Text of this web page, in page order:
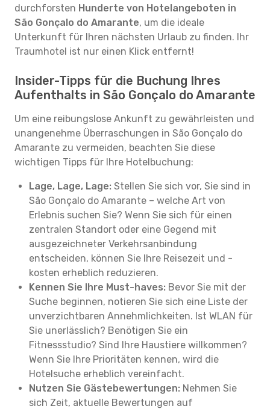
durchforsten Hunderte von Hotelangeboten in
São Gonçalo do Amarante, um die ideale
Unterkunft für Ihren nächsten Urlaub zu finden. Ihr
Traumhotel ist nur einen Klick entfernt!
Insider-Tipps für die Buchung Ihres
Aufenthalts in São Gonçalo do Amarante
Um eine reibungslose Ankunft zu gewährleisten und
unangenehme Überraschungen in São Gonçalo do
Amarante zu vermeiden, beachten Sie diese
wichtigen Tipps für Ihre Hotelbuchung:
Lage, Lage, Lage: Stellen Sie sich vor, Sie sind in
São Gonçalo do Amarante – welche Art von
Erlebnis suchen Sie? Wenn Sie sich für einen
zentralen Standort oder eine Gegend mit
ausgezeichneter Verkehrsanbindung
entscheiden, können Sie Ihre Reisezeit und -
kosten erheblich reduzieren.
Kennen Sie Ihre Must-haves: Bevor Sie mit der
Suche beginnen, notieren Sie sich eine Liste der
unverzichtbaren Annehmlichkeiten. Ist WLAN für
Sie unerlässlich? Benötigen Sie ein
Fitnessstudio? Sind Ihre Haustiere willkommen?
Wenn Sie Ihre Prioritäten kennen, wird die
Hotelsuche erheblich vereinfacht.
Nutzen Sie Gästebewertungen: Nehmen Sie
sich Zeit, aktuelle Bewertungen auf